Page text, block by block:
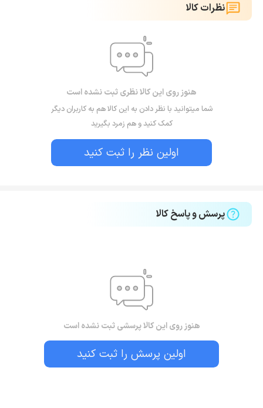
نظرات کالا
هنوز روی این کالا نظری ثبت نشده است
شما میتوانید با نظر دادن به این کالا هم به کاربران دیگر
کمک کنید و هم زمرد بگیرید
اولین نظر را ثبت کنید
پرسش و پاسخ کالا
هنوز روی این کالا پرسشی ثبت نشده است
اولین پرسش را ثبت کنید